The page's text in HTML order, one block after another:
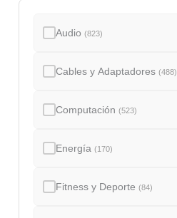
Audio(823)
Cables y Adaptadores(488)
Computación(523)
Energía(170)
Fitness y Deporte(84)